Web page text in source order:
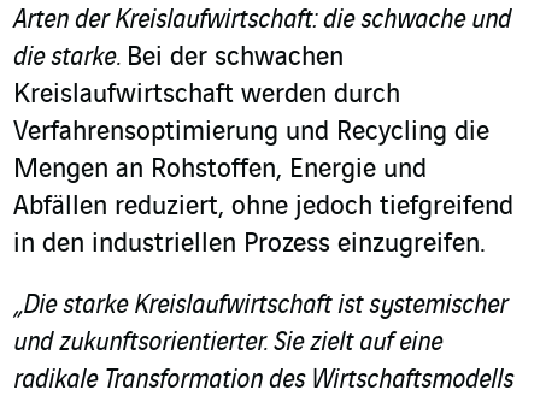
Arten der Kreislaufwirtschaft: die schwache und
die starke. Bei der schwachen
Kreislaufwirtschaft werden durch
Verfahrensoptimierung und Recycling die
Mengen an Rohstoffen, Energie und
Abfällen reduziert, ohne jedoch tiefgreifend
in den industriellen Prozess einzugreifen.
„Die starke Kreislaufwirtschaft ist systemischer
und zukunftsorientierter. Sie zielt auf eine
radikale Transformation des Wirtschaftsmodells